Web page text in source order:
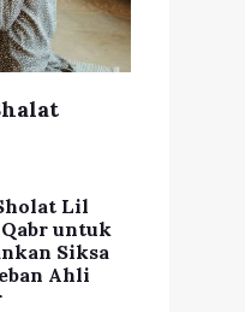
Lil
untuk
Siksa
Ahli